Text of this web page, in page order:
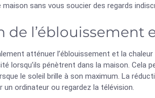
sans vous soucier des regards
de l’éblouissement
atténuer l’éblouissement et la
lorsqu’ils pénètrent dans la maison.
le soleil brille à son maximum. La
un ordinateur ou regardez la télévision.